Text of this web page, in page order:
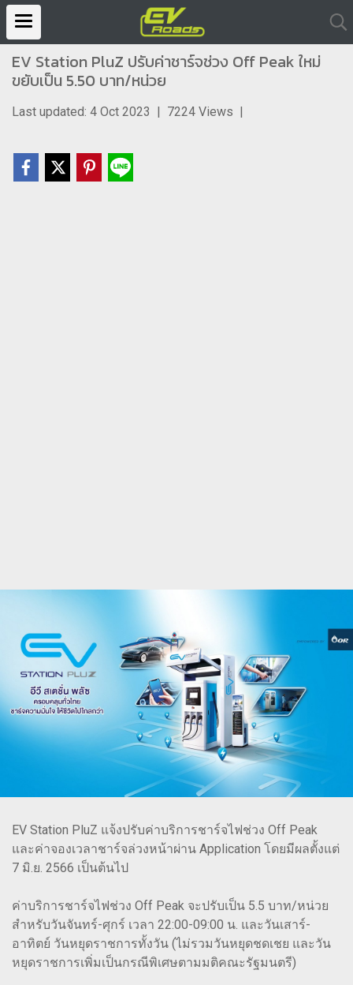
EV Station PluZ ปรับค่าชาร์จช่วง Off Peak ใหม่
ขยับเป็น 5.50 บาท/หน่วย
Last updated: 4 Oct 2023 | 7224 Views |
EV Station PluZ แจ้งปรับค่าบริการชาร์จไฟช่วง Off Peak
และค่าจองเวลาชาร์จล่วงหน้าผ่าน Application โดยมีผลตั้งแต่
7 มิ.ย. 2566 เป็นต้นไป
ค่าบริการชาร์จไฟช่วง Off Peak จะปรับเป็น 5.5 บาท/หน่วย
สำหรับวันจันทร์-ศุกร์ เวลา 22:00-09:00 น. และวันเสาร์-
อาทิตย์ วันหยุดราชการทั้งวัน (ไม่รวมวันหยุดชดเชย และวัน
หยุดราชการเพิ่มเป็นกรณีพิเศษตามมติคณะรัฐมนตรี)